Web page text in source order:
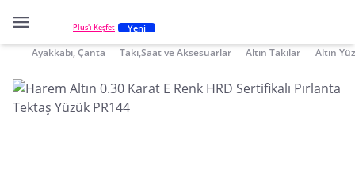
Plus'ı Keşfet Yeni
Ayakkabı, Çanta Takı,Saat ve Aksesuarlar Altın Takılar Altın